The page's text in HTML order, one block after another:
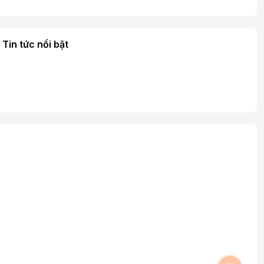
Tin tức nổi bật